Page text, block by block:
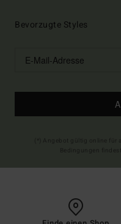
Bevorzugte Styles